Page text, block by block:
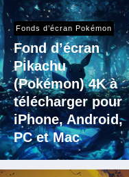
Fonds d’écran Pokémon
Fond d’écran
Pikachu
(Pokémon) 4K à
télécharger pour
iPhone, Android,
PC et Mac